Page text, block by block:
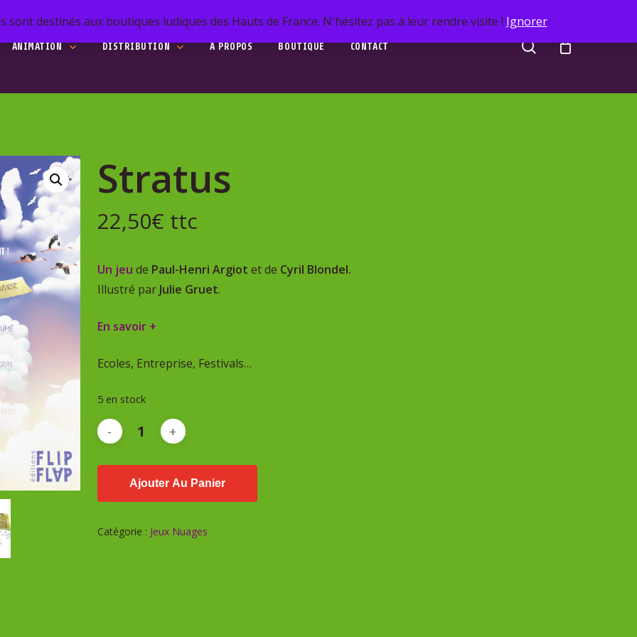
destinés aux boutiques ludiques des Hauts de France. N'hésitez pas à leur rendre visite ! Ignorer
search or ESC to close
ANIMATION DISTRIBUTION A PROPOS BOUTIQUE CONTACT search
Stratus
22,50€ ttc
Un jeu de Paul-Henri Argiot et de Cyril Blondel.
Illustré par Julie Gruet.
En savoir +
Ecoles, Entreprise, Festivals…
5 en stock
Ajouter Au Panier
Catégorie : Jeux Nuages